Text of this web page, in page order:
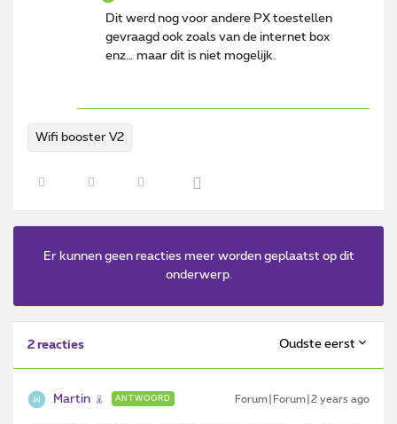
Dit werd nog voor andere PX toestellen
gevraagd ook zoals van de internet box
enz… maar dit is niet mogelijk.
Wifi booster V2
Er kunnen geen reacties meer worden geplaatst op dit
onderwerp.
2 reacties Oudste eerst
Martin ANTWOORD Forum|Forum|2 years ago